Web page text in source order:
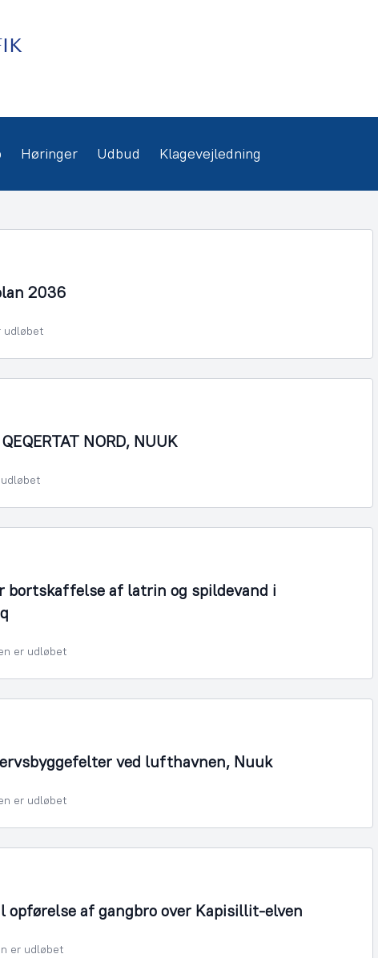
Høringer Udbud Klagevejledning
2036
udløbet
NORD, NUUK
bortskaffelse af latrin og spildevand i
er udløbet
ved lufthavnen, Nuuk
er udløbet
opførelse af gangbro over Kapisillit-elven
er udløbet